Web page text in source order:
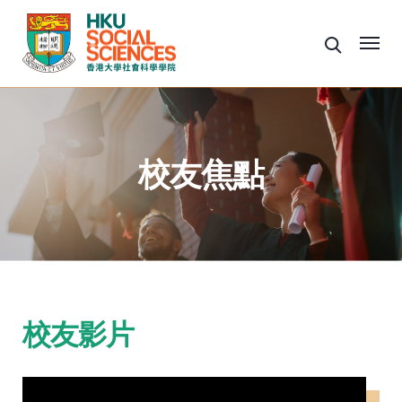
校友焦點
校友影片